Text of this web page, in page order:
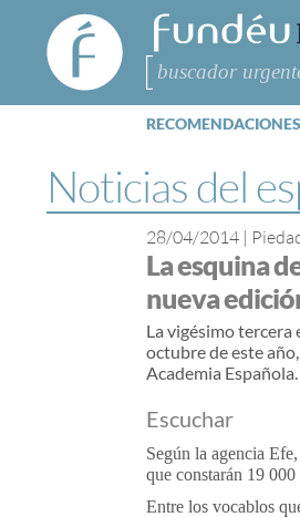
FundéuRAE
- Fundación
del Español
Urgente
Buscar
RECOMENDACIONES
Noticias del
28/04/2014 |
La esquina
nueva
La vigésimo
octubre de este
Academia Española.
Escuchar
Según la agencia
que constarán 19
Entre los vocablos